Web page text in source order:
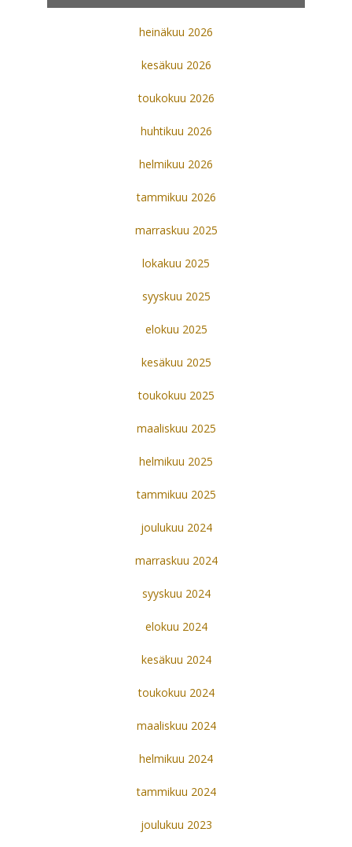
heinäkuu 2026
kesäkuu 2026
toukokuu 2026
huhtikuu 2026
helmikuu 2026
tammikuu 2026
marraskuu 2025
lokakuu 2025
syyskuu 2025
elokuu 2025
kesäkuu 2025
toukokuu 2025
maaliskuu 2025
helmikuu 2025
tammikuu 2025
joulukuu 2024
marraskuu 2024
syyskuu 2024
elokuu 2024
kesäkuu 2024
toukokuu 2024
maaliskuu 2024
helmikuu 2024
tammikuu 2024
joulukuu 2023